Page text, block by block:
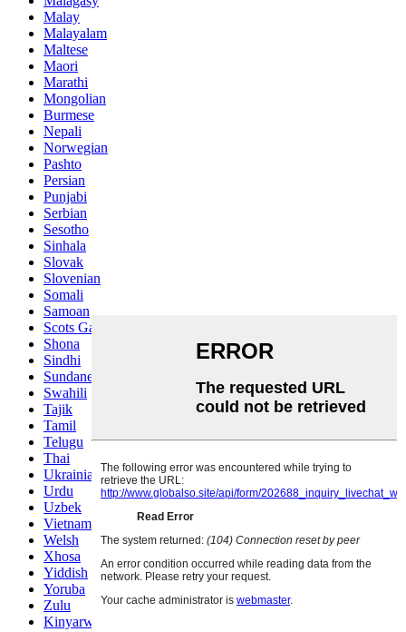
Malay
Malayalam
Maltese
Maori
Marathi
Mongolian
Burmese
Nepali
Norwegian
Pashto
Persian
Punjabi
Serbian
Sesotho
Sinhala
Slovak
Slovenian
Somali
Samoan
Scots Gaelic
Shona
Sindhi
Sundanese
Swahili
Tajik
Tamil
Telugu
Thai
Ukrainian
Urdu
Uzbek
Vietnamese
Welsh
Xhosa
Yiddish
Yoruba
Zulu
Kinyarwanda